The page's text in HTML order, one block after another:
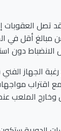
تصل العقوبات
من مبالغ أقل
الجهاز
اقتراب
وخارج الملعب